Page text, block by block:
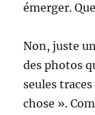
émerger.
Non, juste
des photos
seules
chose ».